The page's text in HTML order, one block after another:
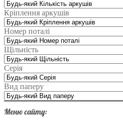
Кріплення аркушів
Номер поталі
Щільність
Серія
Вид паперу
Меню сайту: